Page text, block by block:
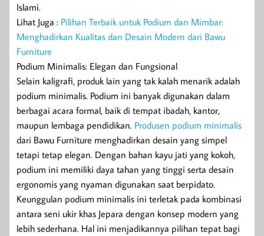
Islami.
Lihat Juga : Pilihan Terbaik untuk Podium dan Mimbar:
Menghadirkan Kualitas dan Desain Modern dari Bawu
Furniture
Podium Minimalis: Elegan dan Fungsional
Selain kaligrafi, produk lain yang tak kalah menarik adalah
podium minimalis. Podium ini banyak digunakan dalam
berbagai acara formal, baik di tempat ibadah, kantor,
maupun lembaga pendidikan. Produsen podium minimalis
dari Bawu Furniture menghadirkan desain yang simpel
tetapi tetap elegan. Dengan bahan kayu jati yang kokoh,
podium ini memiliki daya tahan yang tinggi serta desain
ergonomis yang nyaman digunakan saat berpidato.
Keunggulan podium minimalis ini terletak pada kombinasi
antara seni ukir khas Jepara dengan konsep modern yang
lebih sederhana. Hal ini menjadikannya pilihan tepat bagi